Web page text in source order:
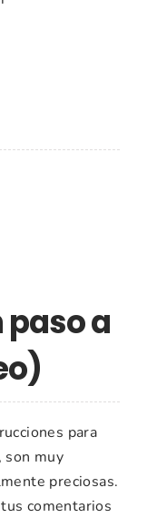
paso a
para
son muy
preciosas.
comentarios